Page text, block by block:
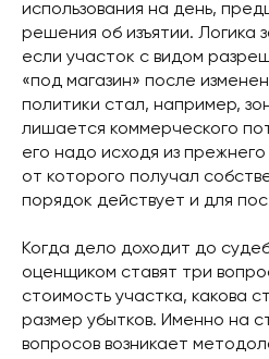
использования на день,
решения об изъятии. Логика
если участок с видом
«под магазин» после
политики стал, например,
лишается коммерческого
его надо исходя из прежнего
от которого получал
порядок действует и для
Когда дело доходит до
оценщиком ставят три
стоимость участка, какова
размер убытков. Именно на
вопросов возникает